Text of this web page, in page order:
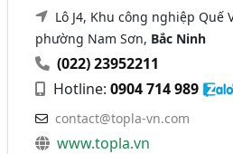
Lô J4, Khu công nghiệp Quế
phường Nam Sơn, Bắc Ninh
(022) 23952211
Hotline:0904 714 989
contact@topla-vn.com
www.topla.vn